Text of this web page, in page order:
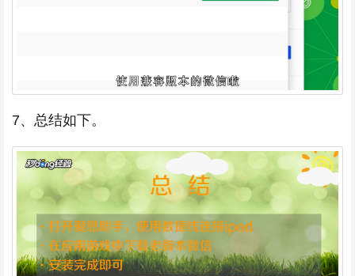
7、总结如下。